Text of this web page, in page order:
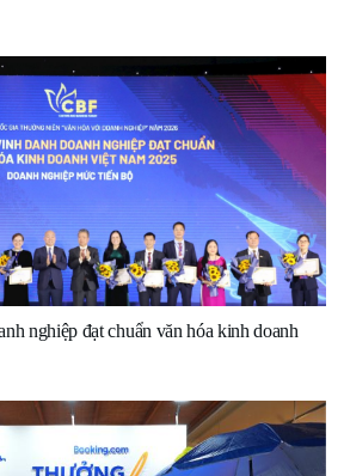
nghiệp đạt chuẩn văn hóa kinh doanh